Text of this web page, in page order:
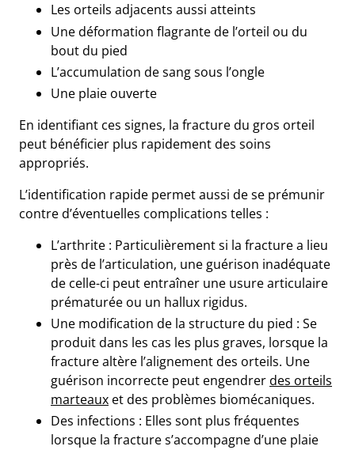
Les orteils adjacents aussi atteints
Une déformation flagrante de l’orteil ou du
bout du pied
L’accumulation de sang sous l’ongle
Une plaie ouverte
En identifiant ces signes, la fracture du gros orteil
peut bénéficier plus rapidement des soins
appropriés.
L’identification rapide permet aussi de se prémunir
contre d’éventuelles complications telles :
L’arthrite : Particulièrement si la fracture a lieu
près de l’articulation, une guérison inadéquate
de celle-ci peut entraîner une usure articulaire
prématurée ou un hallux rigidus.
Une modification de la structure du pied : Se
produit dans les cas les plus graves, lorsque la
fracture altère l’alignement des orteils. Une
guérison incorrecte peut engendrerdes orteils
marteaux et des problèmes biomécaniques.
Des infections : Elles sont plus fréquentes
lorsque la fracture s’accompagne d’une plaie